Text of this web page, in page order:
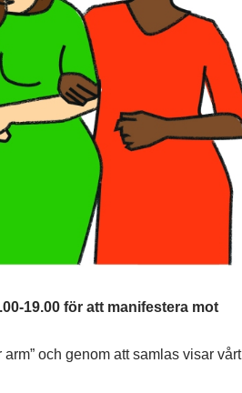
19.00 för att manifestera mot
och genom att samlas visar vårt